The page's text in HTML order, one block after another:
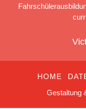
HOME
Gestaltung